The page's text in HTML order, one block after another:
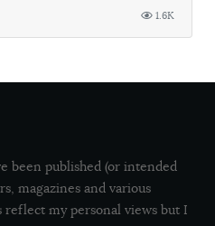
1.6K
been published (or intended
magazines and various
reflect my personal views but I